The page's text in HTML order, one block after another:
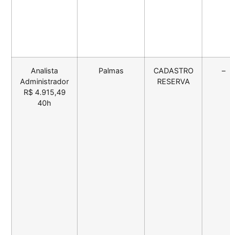
Analista
Administrador
R$ 4.915,49
40h
Palmas
CADASTRO
RESERVA
–